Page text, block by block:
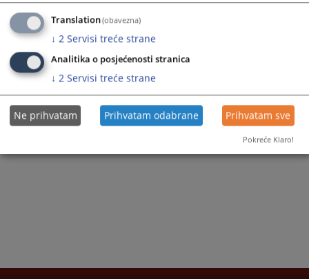
Translation(obavezna)
↓ 2 Servisi treće strane
Analitika o posjećenosti stranica
↓ 2 Servisi treće strane
Ne prihvatam Prihvatam odabrane Prihvatam sve
Pokreće Klaro!